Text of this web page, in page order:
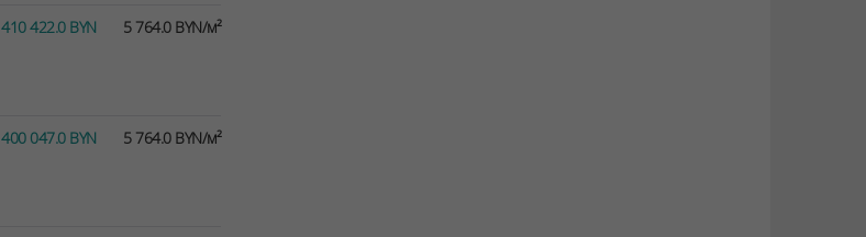
410 422.0 BYN 5 764.0 BYN/м²
400 047.0 BYN 5 764.0 BYN/м²